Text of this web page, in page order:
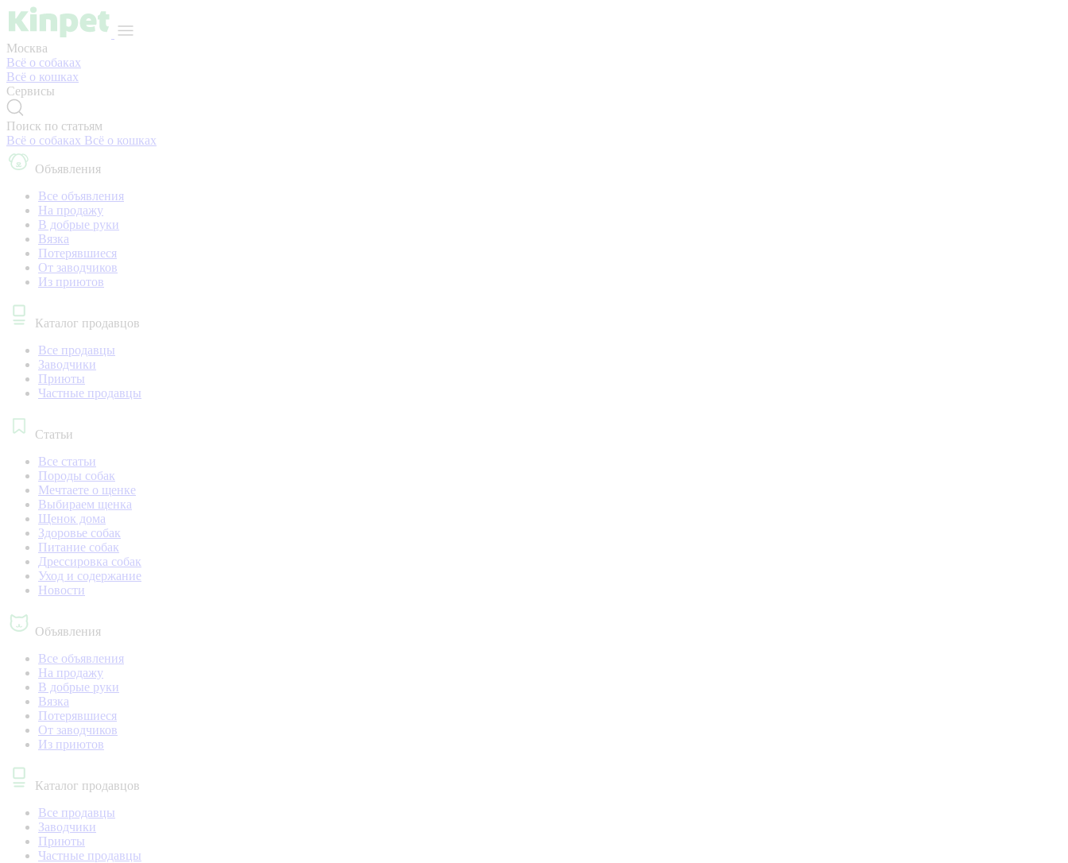
Москва
Всё о собаках
Всё о кошках
Сервисы
Поиск по статьям
Всё о собаках Всё о кошках
Объявления
Все объявления
На продажу
В добрые руки
Вязка
Потерявшиеся
От заводчиков
Из приютов
Каталог продавцов
Все продавцы
Заводчики
Приюты
Частные продавцы
Статьи
Все статьи
Породы собак
Мечтаете о щенке
Выбираем щенка
Щенок дома
Здоровье собак
Питание собак
Дрессировка собак
Уход и содержание
Новости
Объявления
Все объявления
На продажу
В добрые руки
Вязка
Потерявшиеся
От заводчиков
Из приютов
Каталог продавцов
Все продавцы
Заводчики
Приюты
Частные продавцы